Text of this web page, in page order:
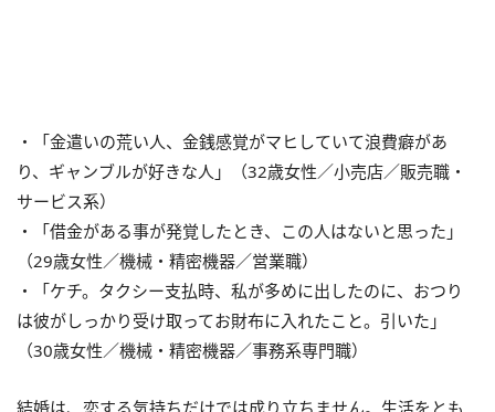
・「金遣いの荒い人、金銭感覚がマヒしていて浪費癖があ
り、ギャンブルが好きな人」（32歳女性／小売店／販売職・
サービス系）
・「借金がある事が発覚したとき、この人はないと思った」
（29歳女性／機械・精密機器／営業職）
・「ケチ。タクシー支払時、私が多めに出したのに、おつり
は彼がしっかり受け取ってお財布に入れたこと。引いた」
（30歳女性／機械・精密機器／事務系専門職）
結婚は、恋する気持ちだけでは成り立ちません。生活をとも